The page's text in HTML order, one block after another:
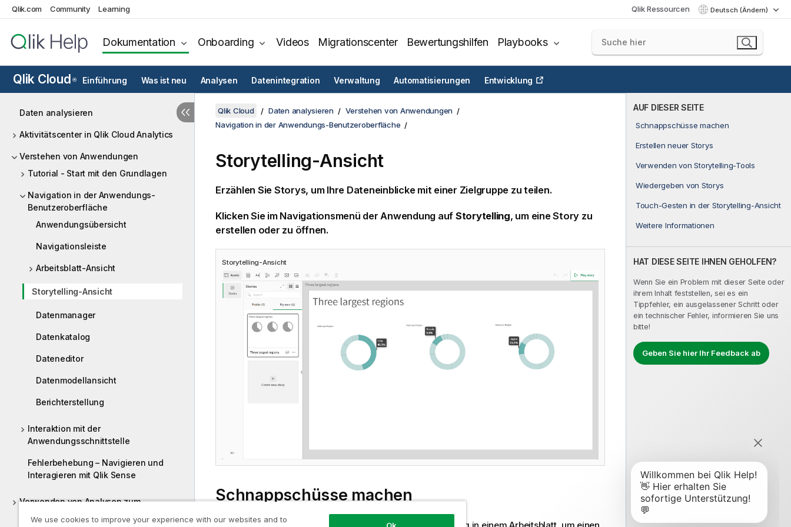
Qlik.com Community Learning Qlik Ressourcen Deutsch (Ändern)
Dokumentation Onboarding Videos Migrationscenter Bewertungshilfen Playbooks
Qlik Cloud ® Einführung Was ist neu Analysen Datenintegration Verwaltung Automatisierungen Entwicklung
Daten analysieren
Aktivitätscenter in Qlik Cloud Analytics
Verstehen von Anwendungen
Tutorial - Start mit den Grundlagen
Navigation in der Anwendungs-
Benutzeroberfläche
Anwendungsübersicht
Navigationsleiste
Arbeitsblatt-Ansicht
Storytelling-Ansicht
Datenmanager
Datenkatalog
Dateneditor
Datenmodellansicht
Berichterstellung
Interaktion mit der
Anwendungsschnittstelle
Fehlerbehebung – Navigieren und
Interagieren mit Qlik Sense
Verwenden von Analysen zum
AUF DIESER SEITE
Schnappschüsse machen
Erstellen neuer Storys
Verwenden von Storytelling-Tools
Wiedergeben von Storys
Touch-Gesten in der Storytelling-Ansicht
Weitere Informationen
HAT DIESE SEITE IHNEN GEHOLFEN?
Wenn Sie ein Problem mit dieser Seite oder
ihrem Inhalt feststellen, sei es ein
Tippfehler, ein ausgelassener Schritt oder
ein technischer Fehler, informieren Sie uns
bitte!
Geben Sie hier Ihr Feedback ab
Qlik Cloud Daten analysieren
Verstehen von Anwendungen
Navigation in der Anwendungs-Benutzeroberfläche
Storytelling-Ansicht
Erzählen Sie Storys, um Ihre Dateneinblicke mit einer Zielgruppe zu teilen.
Klicken Sie im Navigationsmenü der Anwendung auf Storytelling, um eine Story zu
erstellen oder zu öffnen.
Storytelling-Ansicht
Schnappschüsse machen
Klicken Sie mit der rechten Maustaste auf eine Visualisierung in einemArbeitsblatt, um einen
We use cookies to improve your experience with our websites and to